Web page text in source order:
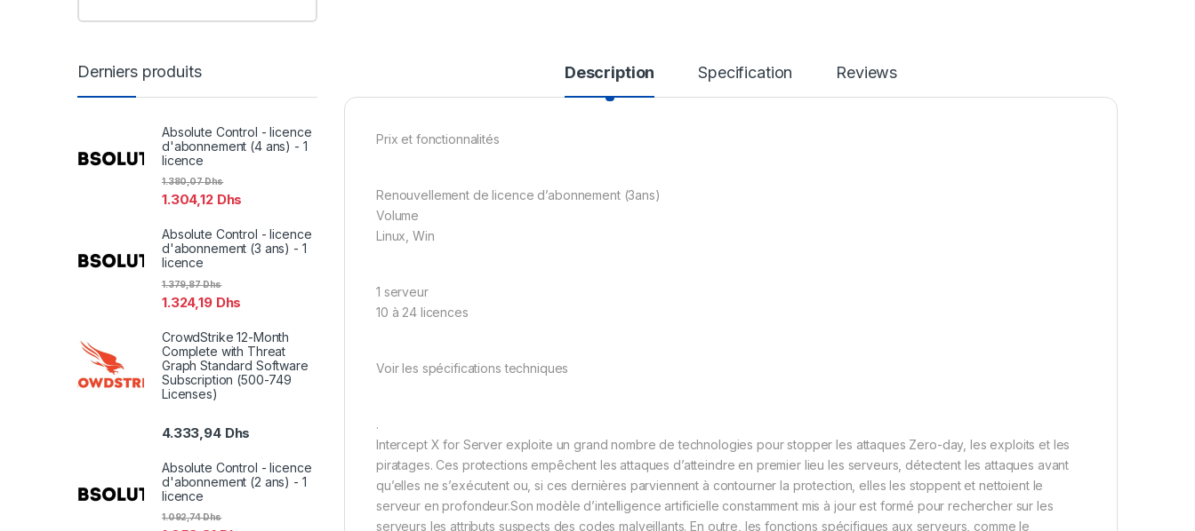
Description Specification Reviews
Prix et fonctionnalités
Renouvellement de licence d’abonnement (3ans)
Volume
Linux, Win
1 serveur
10 à 24 licences
Voir les spécifications techniques
.
Intercept X for Server exploite un grand nombre de technologies pour stopper les attaques Zero-day, les exploits et les
piratages. Ces protections empêchent les attaques d’atteindre en premier lieu les serveurs, détectent les attaques avant
qu’elles ne s’exécutent ou, si ces dernières parviennent à contourner la protection, elles les stoppent et nettoient le
serveur en profondeur.Son modèle d’intelligence artificielle constamment mis à jour est formé pour rechercher sur les
serveurs les attributs suspects des codes malveillants. En outre, les fonctions spécifiques aux serveurs, comme le
Derniers produits
Absolute Control - licence
d'abonnement (4 ans) - 1
licence
1.304,12 Dhs
1.380,07Dhs
Absolute Control - licence
d'abonnement (3 ans) - 1
licence
1.324,19 Dhs
1.379,87Dhs
CrowdStrike 12-Month
Complete with Threat
Graph Standard Software
Subscription (500-749
Licenses)
4.333,94 Dhs
Absolute Control - licence
d'abonnement (2 ans) - 1
licence
1.092,74Dhs